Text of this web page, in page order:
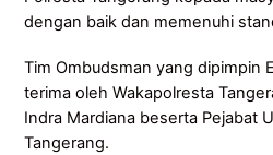
dengan baik dan memenuhi
Tim Ombudsman yang dipimpin
terima oleh Wakapolresta
Indra Mardiana beserta Pejabat
Tangerang.